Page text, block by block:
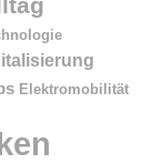
Elektromobilität